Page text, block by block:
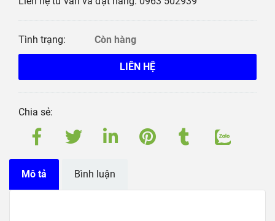
Tình trạng: Còn hàng
LIÊN HỆ
Chia sẻ:
Mô tả Bình luận